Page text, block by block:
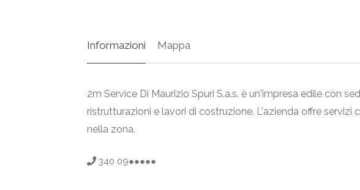
Informazioni Mappa
2m Service Di Maurizio Spuri S.a.s. è un'impresa edile con
ristrutturazioni e lavori di costruzione. L'azienda offre servizi
nella zona.
340 09●●●●●